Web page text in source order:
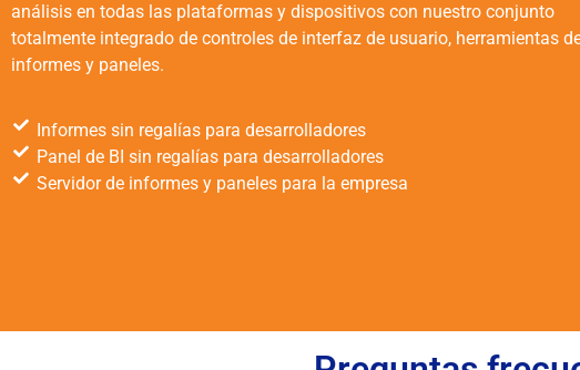
análisis en todas las plataformas y dispositivos con nuestro conjunto
totalmente integrado de controles de interfaz de usuario, herramientas
informes y paneles.
Informes sin regalías para desarrolladores
Panel de BI sin regalías para desarrolladores
Servidor de informes y paneles para la empresa